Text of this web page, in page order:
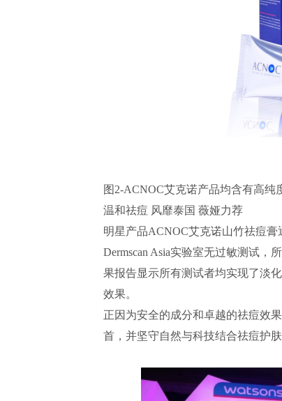
图2-ACNOC艾克诺产品均含有高纯
温和祛痘 风靡泰国 薇娅力荐
明星产品ACNOC艾克诺山竹祛痘膏
Dermscan Asia实验室无过敏测试，
果报告显示所有测试者均实现了淡
效果。
正因为安全的成分和卓越的祛痘效
首，并坚守自然与科技结合祛痘护